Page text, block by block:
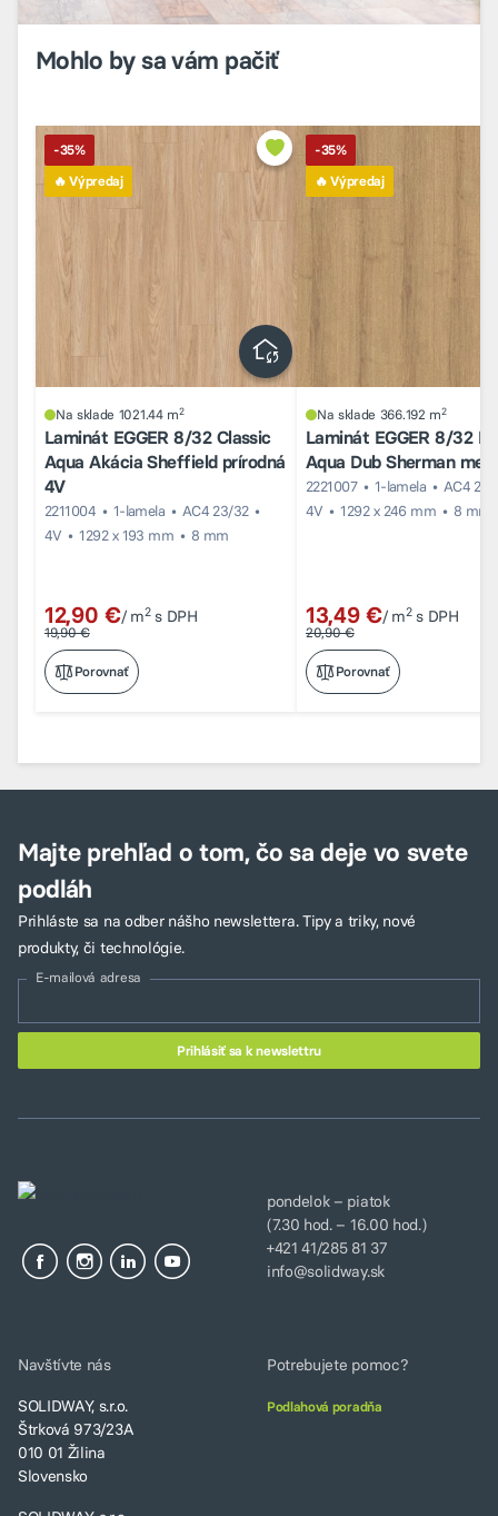
Mohlo by sa vám pačiť
-35%
🔥 Výpredaj
Porovnať
Na sklade 1021.44 m2
Laminát EGGER 8/32 Classic
Aqua Akácia Sheffield prírodná
4V
2211004 1-lamela
AC4 23/32
4V
1292 x 193 mm 8 mm
12,90 €
19,90 €
/ m2s DPH
-35%
🔥 Výpredaj
Porovnať
Na sklade 366.192 m2
Laminát EGGER 8/32
Aqua Dub Sherman
2221007 1-lamela
AC4 23/
4V
1292 x 246 mm 8 mm
13,49 €
20,90 €
/ m2s DPH
Majte prehľad o tom, čo sa deje vo svete
podláh
Prihláste sa na odber nášho newslettera. Tipy a triky, nové
produkty, či technológie.
E-mailová adresa
pondelok – piatok
(7.30 hod. – 16.00 hod.)
+421 41/285 81 37
info@solidway.sk
Navštívte nás
SOLIDWAY, s.r.o.
Štrková 973/23A
010 01 Žilina
Slovensko
Potrebujete pomoc?
Podlahová poradňa